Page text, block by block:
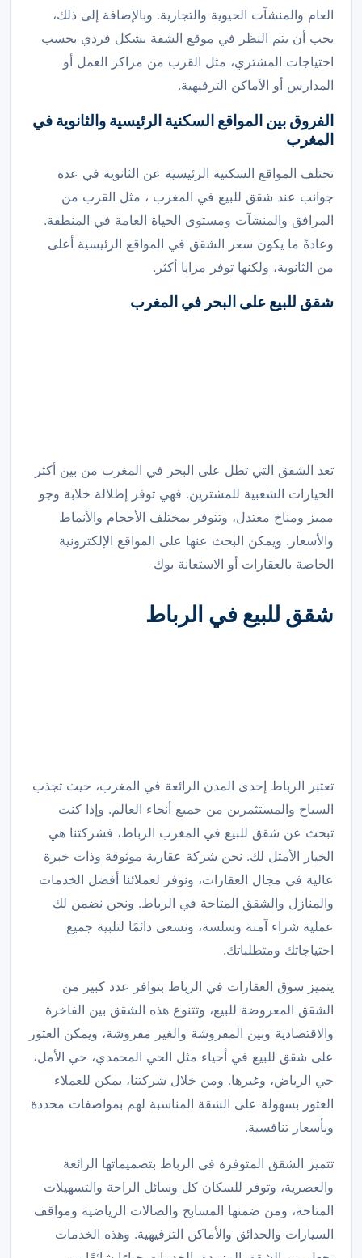
العام والمنشآت الحيوية والتجارية. وبالإضافة إلى ذلك،
يجب أن يتم النظر في موقع الشقة بشكل فردي بحسب
احتياجات المشتري، مثل القرب من مراكز العمل أو
المدارس أو الأماكن الترفيهية.
الفروق بين المواقع السكنية الرئيسية والثانوية في
المغرب
تختلف المواقع السكنية الرئيسية عن الثانوية في عدة
جوانب عند شقق للبيع في المغرب ، مثل القرب من
المرافق والمنشآت ومستوى الحياة العامة في المنطقة.
وعادةً ما يكون سعر الشقق في المواقع الرئيسية أعلى
من الثانوية، ولكنها توفر مزايا أكثر.
شقق للبيع على البحر في المغرب
تعد الشقق التي تطل على البحر في المغرب من بين أكثر
الخيارات الشعبية للمشترين. فهي توفر إطلالة خلابة وجو
مميز ومناخ معتدل، وتتوفر بمختلف الأحجام والأنماط
والأسعار. ويمكن البحث عنها على المواقع الإلكترونية
الخاصة بالعقارات أو الاستعانة بوك
شقق للبيع في الرباط
تعتبر الرباط إحدى المدن الرائعة في المغرب، حيث تجذب
السياح والمستثمرين من جميع أنحاء العالم. وإذا كنت
تبحث عن شقق للبيع في المغرب الرباط، فشركتنا هي
الخيار الأمثل لك. نحن شركة عقارية موثوقة وذات خبرة
عالية في مجال العقارات، ونوفر لعملائنا أفضل الخدمات
والمنازل والشقق المتاحة في الرباط. ونحن نضمن لك
عملية شراء آمنة وسلسة، ونسعى دائمًا لتلبية جميع
احتياجاتك ومتطلباتك.
يتميز سوق العقارات في الرباط بتوافر عدد كبير من
الشقق المعروضة للبيع، وتتنوع هذه الشقق بين الفاخرة
والاقتصادية وبين المفروشة والغير مفروشة، ويمكن العثور
على شقق للبيع في أحياء مثل الحي المحمدي، حي الأمل،
حي الرياض، وغيرها. ومن خلال شركتنا، يمكن للعملاء
العثور بسهولة على الشقة المناسبة لهم بمواصفات محددة
وبأسعار تنافسية.
تتميز الشقق المتوفرة في الرباط بتصميماتها الرائعة
والعصرية، وتوفر للسكان كل وسائل الراحة والتسهيلات
المتاحة، ومن ضمنها المسابح والصالات الرياضية ومواقف
السيارات والحدائق والأماكن الترفيهية. وهذه الخدمات